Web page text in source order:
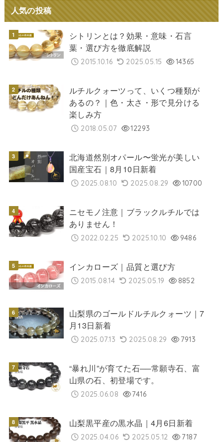
人気の投稿
シトリンとは？効果・意味・石言
葉・選び方を徹底解説
2015.10.16 2025.05.15 14365
ルチルクォーツって、いくつ種類が
あるの？｜色・太さ・形で見分ける
楽しみ方
2018.05.07 12293
北海道然別オパール〜蛍光が美しい
国産宝石｜8月10日新着
2025.08.10 2025.08.29 10700
ニセモノ注意｜ブラックルチルでは
ありません！
2022.02.25 2025.10.10 9486
インカローズ｜品質と選び方
2015.08.14 2025.05.19 8852
山梨県のゴールドルチルクォーツ｜7
月13日新着
2025.07.13 2025.08.29 7913
“暴れ川”が育てた石──常願寺石、富
山県の石、初登場です。
2025.06.08 7416
山梨黒平産の黒水晶｜4月6日新着
2025.04.06 2025.05.12 7187